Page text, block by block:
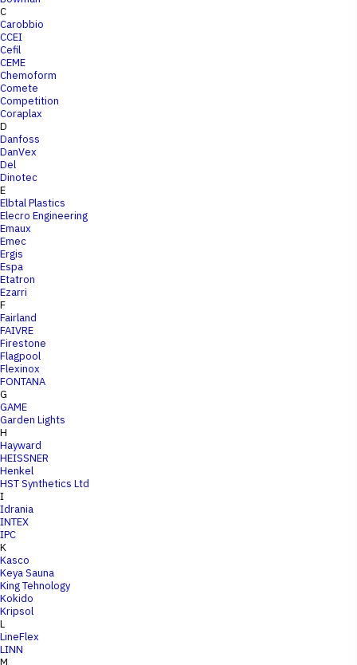
C
Carobbio
CCEI
Cefil
CEME
Chemoform
Comete
Competition
Coraplax
D
Danfoss
DanVex
Del
Dinotec
E
Elbtal Plastics
Elecro Engineering
Emaux
Emec
Ergis
Espa
Etatron
Ezarri
F
Fairland
FAIVRE
Firestone
Flagpool
Flexinox
FONTANA
G
GAME
Garden Lights
H
Hayward
HEISSNER
Henkel
HST Synthetics Ltd
I
Idrania
INTEX
IPC
K
Kasco
Keya Sauna
King Tehnology
Kokido
Kripsol
L
LineFlex
LINN
M